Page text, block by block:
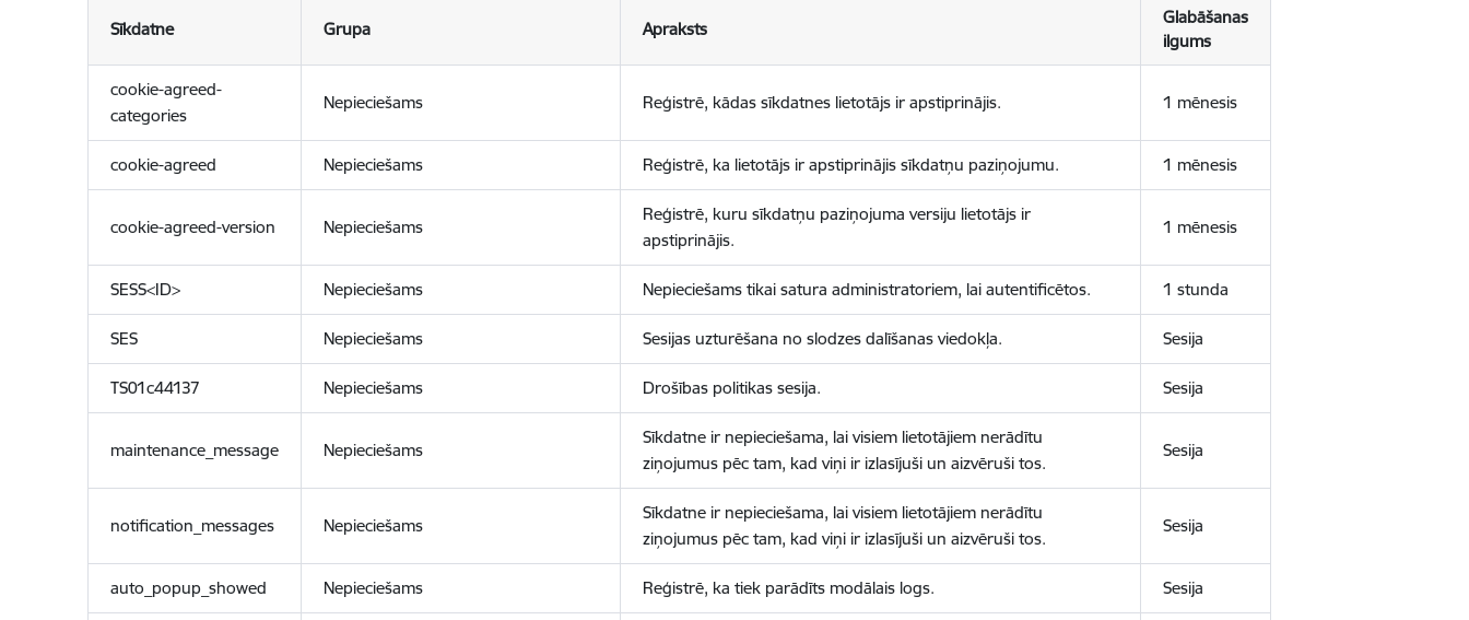
Sīkdatne Grupa Apraksts
Glabāšanas
ilgums
cookie-agreed-
categories
Nepieciešams Reģistrē, kādas sīkdatnes lietotājs ir apstiprinājis. 1 mēnesis
cookie-agreed Nepieciešams Reģistrē, ka lietotājs ir apstiprinājis sīkdatņu paziņojumu. 1 mēnesis
cookie-agreed-version Nepieciešams
Reģistrē, kuru sīkdatņu paziņojuma versiju lietotājs ir
apstiprinājis.
1 mēnesis
SESS<ID> Nepieciešams Nepieciešams tikai satura administratoriem, lai autentificētos. 1 stunda
SES Nepieciešams Sesijas uzturēšana no slodzes dalīšanas viedokļa. Sesija
TS01c44137 Nepieciešams Drošības politikas sesija. Sesija
maintenance_message Nepieciešams
Sīkdatne ir nepieciešama, lai visiem lietotājiem nerādītu
ziņojumus pēc tam, kad viņi ir izlasījuši un aizvēruši tos.
Sesija
notification_messages Nepieciešams
Sīkdatne ir nepieciešama, lai visiem lietotājiem nerādītu
ziņojumus pēc tam, kad viņi ir izlasījuši un aizvēruši tos.
Sesija
auto_popup_showed Nepieciešams Reģistrē, ka tiek parādīts modālais logs. Sesija